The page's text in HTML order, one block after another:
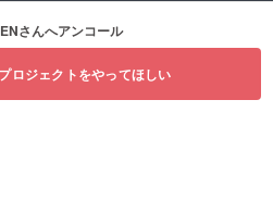
さんへアンコール
ロジェクトをやってほしい